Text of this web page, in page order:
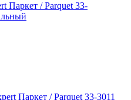
Паркет / Parquet 33-